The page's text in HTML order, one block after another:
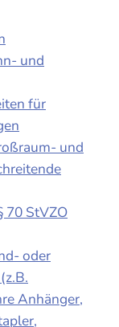
und
für
und
70 StVZO
oder
Anhänger,